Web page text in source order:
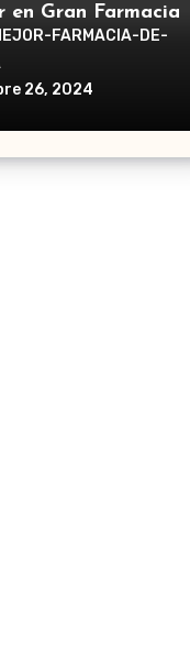
en Gran Farmacia
Waterpik®
Ultra Plus WP-160
FARMACIA-DE-
26, 2024